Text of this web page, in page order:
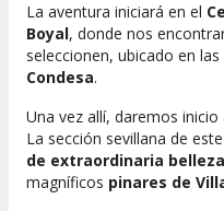
La aventura iniciará en el
Boyal, donde nos
seleccionen, ubicado en
Condesa.
Una vez allí, daremos inicio
La sección sevillana de
de extraordinaria belleza
magníficos pinares de